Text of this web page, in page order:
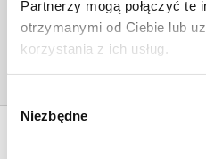
Partnerzy mogą połączyć te
otrzymanymi od Ciebie lub
korzystania z ich usług.
zgody
Niezbędne
Home / [:pl]Siłowniki
Tubular motors